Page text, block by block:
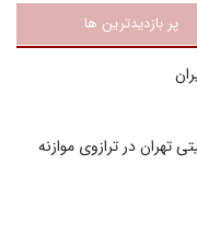
پر بازدیدترین ها
تهران در ترازوی موازنه